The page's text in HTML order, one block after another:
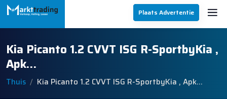
Plaats Advertentie
Kia Picanto 1.2 CVVT ISG R-SportbyKia ,
Apk…
Thuis Kia Picanto 1.2 CVVT ISG R-SportbyKia , Apk…